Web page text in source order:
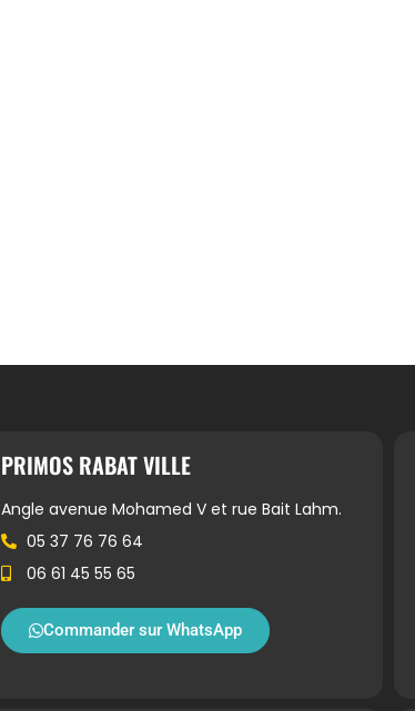
PRIMOS RABAT VILLE
Angle avenue Mohamed V et rue Bait Lahm.
05 37 76 76 64
06 61 45 55 65
Commander sur WhatsApp